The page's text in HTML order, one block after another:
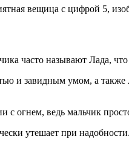
вещица с цифрой 5,
часто называют Лада,
и завидным умом, а
с огнем, ведь мальчик
утешает при